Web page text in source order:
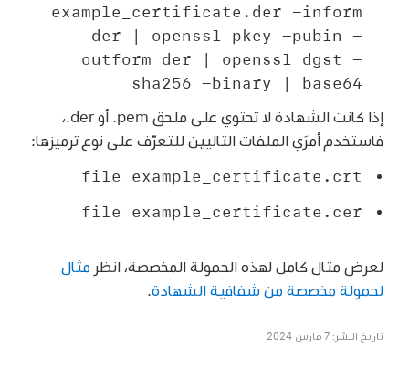
example_certificate.der -inform
der | openssl pkey -pubin -
outform der | openssl dgst -
sha256 -binary | base64‬
إذا كانت الشهادة لا تحتوي على ملحق ‎.pem أو ‎.der،
فاستخدم أمرَي الملفات التاليين للتعرّف على نوع ترميزها:
file example_certificate.crt
file example_certificate.cer
لعرض مثال كامل لهذه الحمولة المخصصة، انظر مثال
لحمولة مخصصة من شفافية الشهادة
تاريخ النشر: 7 مارس 2024